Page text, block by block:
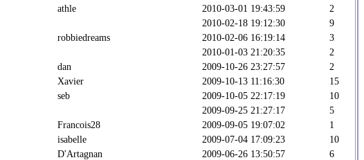
athle 2010-03-01 19:43:59
2
2010-02-18 19:12:30
9
robbiedreams 2010-02-06 16:19:14
3
2010-01-03 21:20:35
2
dan 2009-10-26 23:27:57
2
Xavier 2009-10-13 11:16:30
15
seb 2009-10-05 22:17:19
10
2009-09-25 21:27:17
5
Francois28 2009-09-05 19:07:02
1
isabelle 2009-07-04 17:09:23
10
D'Artagnan 2009-06-26 13:50:57
6